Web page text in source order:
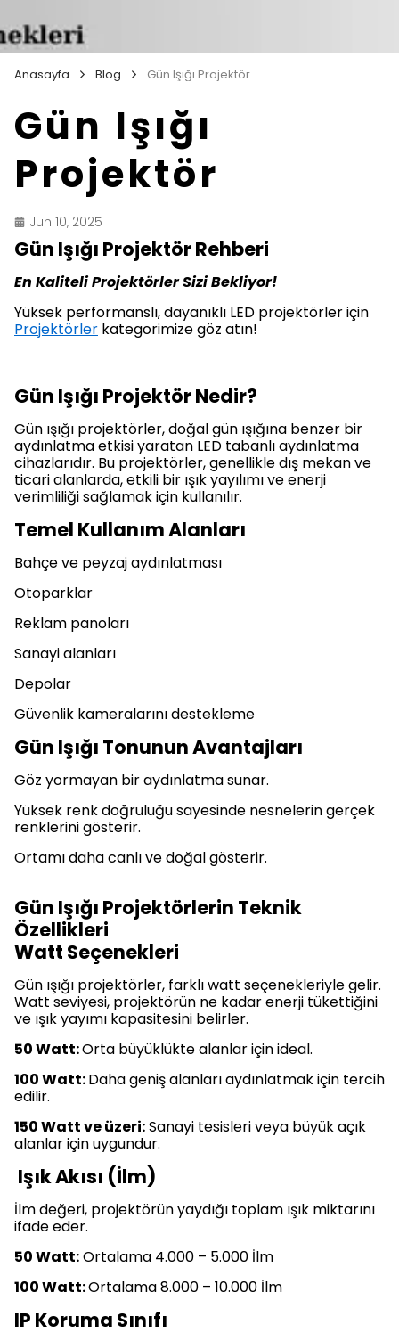
Anasayfa Blog Gün Işığı Projektör
Gün Işığı
Projektör
Jun 10, 2025
Gün Işığı Projektör Rehberi
En Kaliteli Projektörler Sizi Bekliyor!
Yüksek performanslı, dayanıklı LED projektörler için
Projektörler kategorimize göz atın!
Gün Işığı Projektör Nedir?
Gün ışığı projektörler, doğal gün ışığına benzer bir
aydınlatma etkisi yaratan LED tabanlı aydınlatma
cihazlarıdır. Bu projektörler, genellikle dış mekan ve
ticari alanlarda, etkili bir ışık yayılımı ve enerji
verimliliği sağlamak için kullanılır.
Temel Kullanım Alanları
Bahçe ve peyzaj aydınlatması
Otoparklar
Reklam panoları
Sanayi alanları
Depolar
Güvenlik kameralarını destekleme
Gün Işığı Tonunun Avantajları
Göz yormayan bir aydınlatma sunar.
Yüksek renk doğruluğu sayesinde nesnelerin gerçek
renklerini gösterir.
Ortamı daha canlı ve doğal gösterir.
Gün Işığı Projektörlerin Teknik
Özellikleri
Watt Seçenekleri
Gün ışığı projektörler, farklı watt seçenekleriyle gelir.
Watt seviyesi, projektörün ne kadar enerji tükettiğini
ve ışık yayımı kapasitesini belirler.
50 Watt:Orta büyüklükte alanlar için ideal.
100 Watt:Daha geniş alanları aydınlatmak için tercih
edilir.
150 Watt ve üzeri:Sanayi tesisleri veya büyük açık
alanlar için uygundur.
Işık Akısı (İlm)
İlm değeri, projektörün yaydığı toplam ışık miktarını
ifade eder.
50 Watt:Ortalama 4.000 – 5.000 İlm
100 Watt:Ortalama 8.000 – 10.000 İlm
IP Koruma Sınıfı